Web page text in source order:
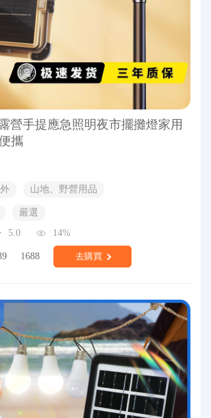
營手提應急照明夜市擺攤燈家用
攜
山地、野營用品
嚴選
5.0 14%
1688 去購買